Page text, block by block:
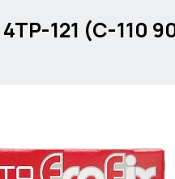
121 (C-110